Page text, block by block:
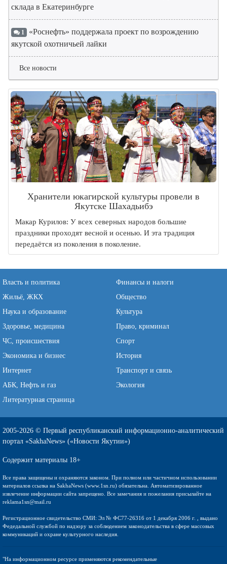
склада в Екатеринбурге
1 «Роснефть» поддержала проект по возрождению
якутской охотничьей лайки
Все новости
Хранители юкагирской культуры провели в
Якутске Шахадьибэ
Макар Курилов: У всех северных народов большие
праздники проходят весной и осенью. И эта традиция
передаётся из поколения в поколение.
Власть и политика
Финансы и налоги
Жильё, ЖКХ
Общество
Наука и образование
Культура
Здоровье, медицина
Право, криминал
ЧС, происшествия
Спорт
Экономика и бизнес
История
Интернет
Транспорт и связь
АБК, Нефть и газ
Экология
Литературная страница
2005-2026 © Первый республиканский информационно-аналитический
портал «SakhaNews» («Новости Якутии»)
Содержит материалы 18+
Все права защищены и охраняются законом. При полном или частичном использовании
материалов ссылка на SakhaNews (www.1sn.ru) обязательна. Автоматизированное
извлечение информации сайта запрещено. Все замечания и пожелания присылайте на
reklama1sn@mail.ru
Регистрационное свидетельство СМИ: Эл № ФС77-26316 от 1 декабря 2006 г. , выдано
Федедальной службой по надзору за соблюдением законодательства в сфере массовых
коммуникаций и охране культурного наследия.
"На информационном ресурсе применяются рекомендательные